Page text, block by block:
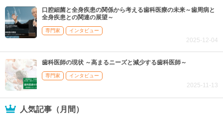
口腔細菌と全身疾患の関係から考える歯科医療の未来～歯周病と
全身疾患との関連の展望～
専門家 インタビュー
2025-12-04
歯科医師の現状 ～高まるニーズと減少する歯科医師～
専門家 インタビュー
2025-11-13
人気記事（月間）